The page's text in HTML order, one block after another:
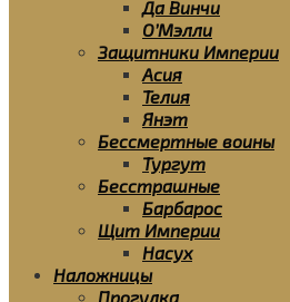
Да Винчи
О’Мэлли
Защитники Империи
Асия
Телия
Янэт
Бессмертные воины
Тургут
Бесстрашные
Барбарос
Щит Империи
Насух
Наложницы
Прогулка